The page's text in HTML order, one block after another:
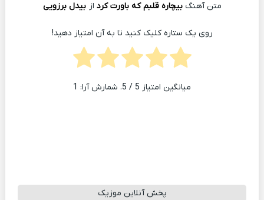
متن آهنگبیچاره قلبم که باورت کرد از بیدل برزویی
روی یک ستاره کلیک کنید تا به آن امتیاز دهید!
میانگین امتیاز 5 / 5. شمارش آرا: 1
پخش آنلاین موزیک